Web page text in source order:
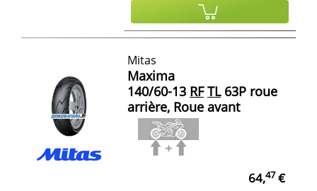
Mitas
Maxima
140/60-13 RF TL63P roue
arrière, Roue avant
64,47€